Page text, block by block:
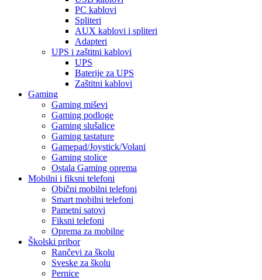
PC kablovi
Spliteri
AUX kablovi i spliteri
Adapteri
UPS i zaštitni kablovi
UPS
Baterije za UPS
Zaštitni kablovi
Gaming
Gaming miševi
Gaming podloge
Gaming slušalice
Gaming tastature
Gamepad/Joystick/Volani
Gaming stolice
Ostala Gaming oprema
Mobilni i fiksni telefoni
Obični mobilni telefoni
Smart mobilni telefoni
Pametni satovi
Fiksni telefoni
Oprema za mobilne
Školski pribor
Rančevi za školu
Sveske za školu
Pernice